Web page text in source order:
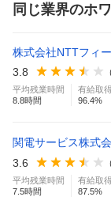
同じ業界のホ
株式会社NTTフィ
3.8
（
平均残業時間
8.8時間
有給取
96.4%
関電サービス株式
3.6 （
平均残業時間
7.5時間
有給取
87.5%